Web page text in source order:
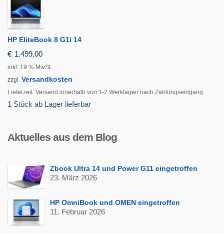
HP EliteBook 8 G1i 14
€ 1.499,00
inkl. 19 % MwSt.
zzgl. Versandkosten
Lieferzeit: Versand innerhalb von 1-2 Werktagen nach Zahlungseingang
1 Stück ab Lager lieferbar
Aktuelles aus dem Blog
Zbook Ultra 14 und Power G11 eingetroffen
23. März 2026
HP OmniBook und OMEN eingetroffen
11. Februar 2026